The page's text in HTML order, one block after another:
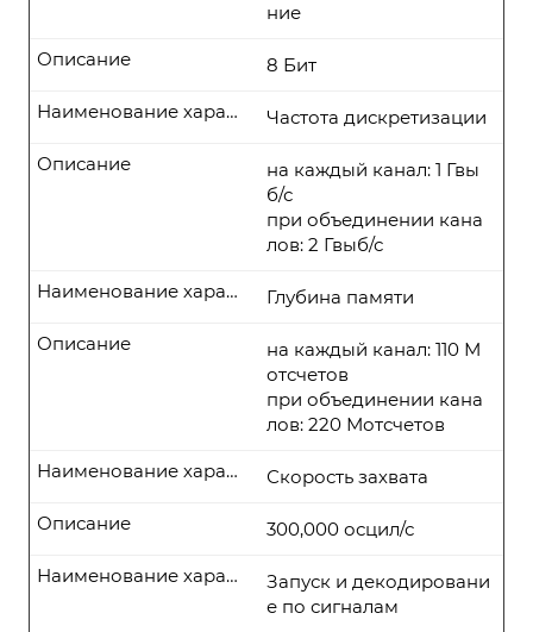
ние
8 Бит
Описание
Частота дискретизации
Наименование характеристики
на каждый канал: 1 Гвы
б/с
при объединении кана
лов: 2 Гвыб/с
Описание
Глубина памяти
Наименование характеристики
на каждый канал: 110 М
отсчетов
при объединении кана
лов: 220 Мотсчетов
Описание
Скорость захвата
Наименование характеристики
300,000 осцил/с
Описание
Запуск и декодировани
е по сигналам
Наименование характеристики